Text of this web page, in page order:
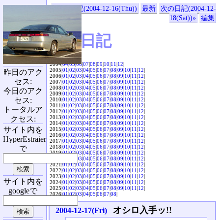
«前の日記(2004-12-16(Thu)) 最新
次の日記(2004-12-
18(Sat))»
編集
SVX日記
2004|04|05|06|07|08|09|10|11|12|
2005|01|02|03|04|05|06|07|08|09|10|11|12|
2006|01|02|03|04|05|06|07|08|09|10|11|12|
2007|01|02|03|04|05|06|07|08|09|10|11|12|
2008|01|02|03|04|05|06|07|08|09|10|11|12|
2009|01|02|03|04|05|06|07|08|09|10|11|12|
2010|01|02|03|04|05|06|07|08|09|10|11|12|
2011|01|02|03|04|05|06|07|08|09|10|11|12|
2012|01|02|03|04|05|06|07|08|09|10|11|12|
2013|01|02|03|04|05|06|07|08|09|10|11|12|
2014|01|02|03|04|05|06|07|08|09|10|11|12|
2015|01|02|03|04|05|06|07|08|09|10|11|12|
2016|01|02|03|04|05|06|07|08|09|10|11|12|
2017|01|02|03|04|05|06|07|08|09|10|11|12|
2018|01|02|03|04|05|06|07|08|09|10|11|12|
2019|01|02|03|04|05|06|07|08|09|10|11|12|
03|04|05|06|07|08|09|10|11|12|
2021|01|02|03|04|05|06|07|08|09|10|11|12|
2022|01|02|03|04|05|06|07|08|09|10|11|12|
2023|01|02|03|04|05|06|07|08|09|10|11|12|
2024|01|02|03|04|05|06|07|08|09|10|11|12|
2025|01|02|03|04|05|06|07|08|09|10|11|12|
2026|01|02|03|04|05|06|07|08|
2004-12-17(Fri) オシロ入手ッ!!
昨日のアク
セス:
今日のアク
セス:
トータルア
クセス:
サイト内を
HyperEstraier
で
サイト内を
googleで